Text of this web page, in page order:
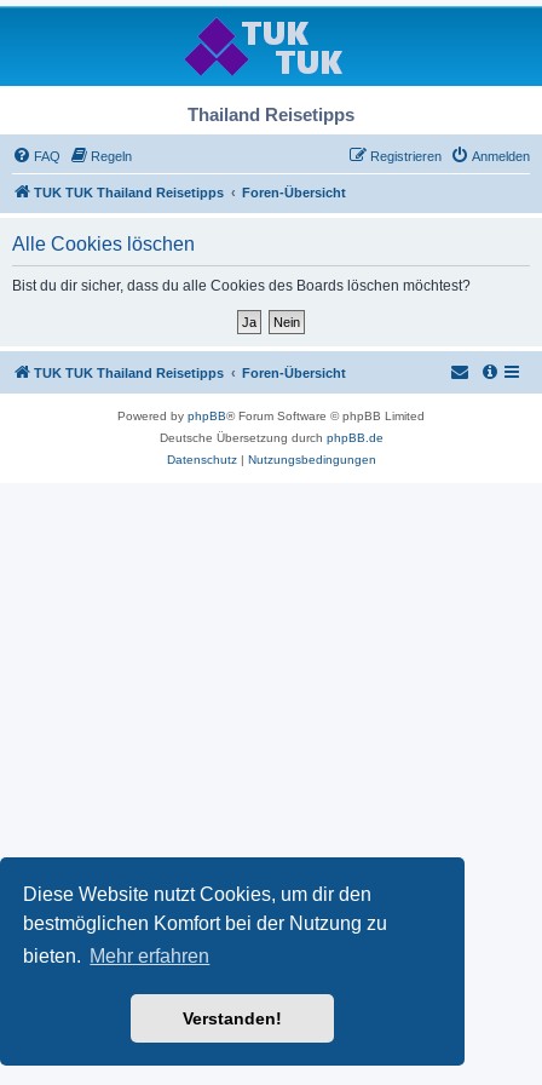
Diese Website nutzt Cookies, um dir den
bestmöglichen Komfort bei der Nutzung zu
bieten. Mehr erfahren
Verstanden!
Thailand Reisetipps
FAQ Regeln Anmelden
Registrieren
TUK TUK Thailand Reisetipps Foren-Übersicht
Alle Cookies löschen
Bist du dir sicher, dass du alle Cookies des Boards löschen möchtest?
TUK TUK Thailand Reisetipps Foren-Übersicht
Powered by phpBB® Forum Software © phpBB Limited
Deutsche Übersetzung durch phpBB.de
Datenschutz| Nutzungsbedingungen